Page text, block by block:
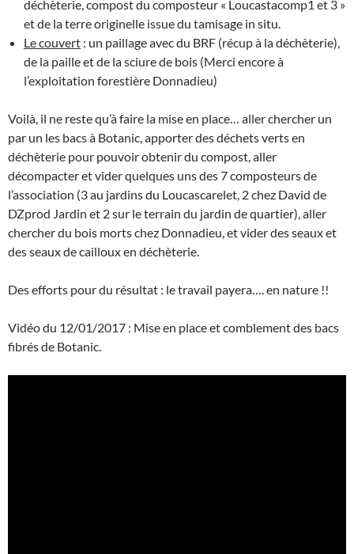
déchèterie, compost du composteur « Loucastacomp1 et 3 »
et de la terre originelle issue du tamisage in situ.
Le couvert : un paillage avec du BRF (récup à la déchèterie),
de la paille et de la sciure de bois (Merci encore à
l’exploitation forestière Donnadieu)
Voilà, il ne reste qu’à faire la mise en place… aller chercher un
par un les bacs à Botanic, apporter des déchets verts en
déchèterie pour pouvoir obtenir du compost, aller
décompacter et vider quelques uns des 7 composteurs de
l’association (3 au jardins du Loucascarelet, 2 chez David de
DZprod Jardin et 2 sur le terrain du jardin de quartier), aller
chercher du bois morts chez Donnadieu, et vider des seaux et
des seaux de cailloux en déchèterie.
Des efforts pour du résultat : le travail payera…. en nature !!
Vidéo du 12/01/2017 : Mise en place et comblement des bacs
fibrés de Botanic.